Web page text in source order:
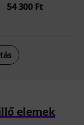
54 300 Ft
elemek